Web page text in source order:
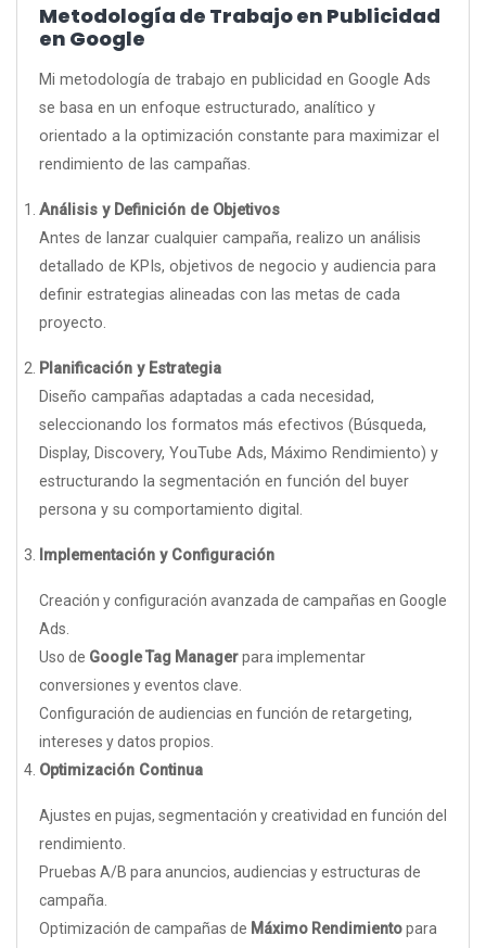
Metodología de Trabajo en Publicidad
en Google
Mi metodología de trabajo en publicidad en Google Ads
se basa en un enfoque estructurado, analítico y
orientado a la optimización constante para maximizar el
rendimiento de las campañas.
Análisis y Definición de Objetivos
Antes de lanzar cualquier campaña, realizo un análisis
detallado de KPIs, objetivos de negocio y audiencia para
definir estrategias alineadas con las metas de cada
proyecto.
Planificación y Estrategia
Diseño campañas adaptadas a cada necesidad,
seleccionando los formatos más efectivos (Búsqueda,
Display, Discovery, YouTube Ads, Máximo Rendimiento) y
estructurando la segmentación en función del buyer
persona y su comportamiento digital.
Implementación y Configuración
Creación y configuración avanzada de campañas en Google
Ads.
Uso de Google Tag Managerpara implementar
conversiones y eventos clave.
Configuración de audiencias en función de retargeting,
intereses y datos propios.
Optimización Continua
Ajustes en pujas, segmentación y creatividad en función del
rendimiento.
Pruebas A/B para anuncios, audiencias y estructuras de
campaña.
Optimización de campañas de Máximo Rendimientopara